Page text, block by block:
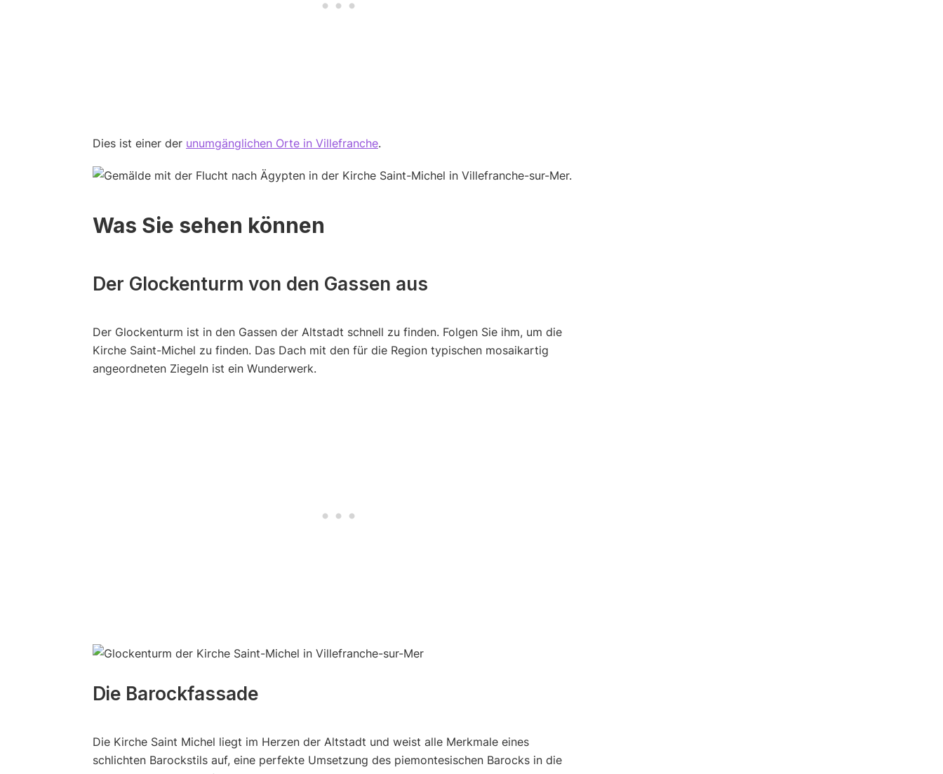
Dies ist einer der unumgänglichen Orte in Villefranche.
Was Sie sehen können
Der Glockenturm von den Gassen aus
Der Glockenturm ist in den Gassen der Altstadt schnell zu finden. Folgen Sie ihm, um die
Kirche Saint-Michel zu finden. Das Dach mit den für die Region typischen mosaikartig
angeordneten Ziegeln ist ein Wunderwerk.
Die Barockfassade
Die Kirche Saint Michel liegt im Herzen der Altstadt und weist alle Merkmale eines
schlichten Barockstils auf, eine perfekte Umsetzung des piemontesischen Barocks in die